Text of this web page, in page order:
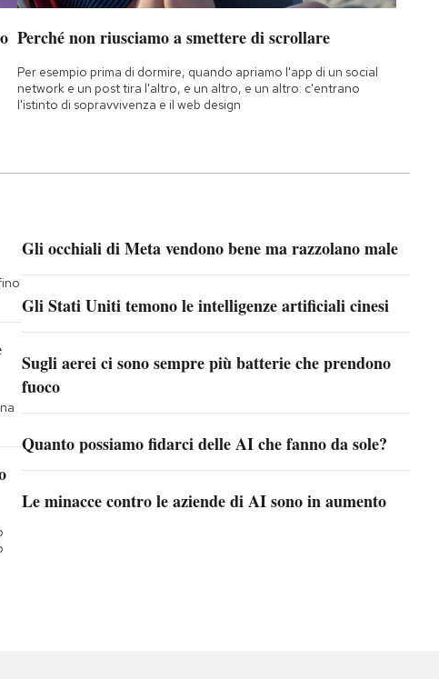
Perché non riusciamo a smettere di scrollare
Per esempio prima di dormire, quando apriamo l'app di un social
network e un post tira l'altro, e un altro, e un altro: c'entrano
l'istinto di sopravvivenza e il web design
Gli occhiali di Meta vendono bene ma razzolano male
Gli Stati Uniti temono le intelligenze artificiali cinesi
Sugli aerei ci sono sempre più batterie che prendono
fuoco
Quanto possiamo fidarci delle AI che fanno da sole?
Le minacce contro le aziende di AI sono in aumento